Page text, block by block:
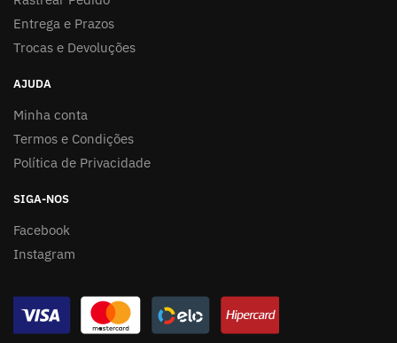
Entrega e Prazos
Trocas e Devoluções
AJUDA
Minha conta
Termos e Condições
Política de Privacidade
SIGA-NOS
Facebook
Instagram